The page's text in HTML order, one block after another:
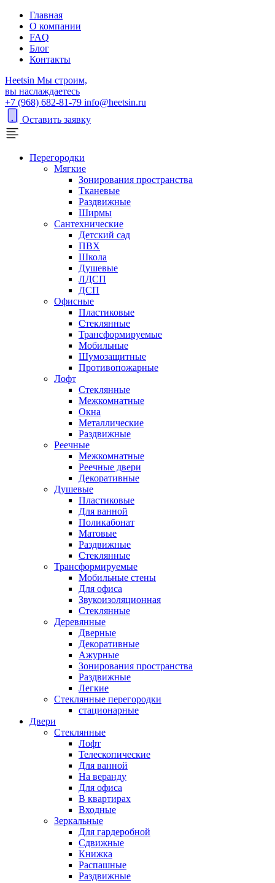
Главная
О компании
FAQ
Блог
Контакты
Heetsin Мы строим,
вы наслаждаетесь
+7 (968) 682-81-79 info@heetsin.ru
Оставить заявку
Перегородки
Мягкие
Зонирования пространства
Тканевые
Раздвижные
Ширмы
Сантехнические
Детский сад
ПВХ
Школа
Душевые
ЛДСП
ДСП
Офисные
Пластиковые
Стеклянные
Трансформируемые
Мобильные
Шумозащитные
Противопожарные
Лофт
Стеклянные
Межкомнатные
Окна
Металлические
Раздвижные
Реечные
Межкомнатные
Реечные двери
Декоративные
Душевые
Пластиковые
Для ванной
Поликабонат
Матовые
Раздвижные
Стеклянные
Трансформируемые
Мобильные стены
Для офиса
Звукоизоляционная
Стеклянные
Деревянные
Дверные
Декоративные
Ажурные
Зонирования пространства
Раздвижные
Легкие
Стеклянные перегородки
стационарные
Двери
Стеклянные
Лофт
Телескопические
Для ванной
На веранду
Для офиса
В квартирах
Входные
Зеркальные
Для гардеробной
Сдвижные
Книжка
Распашные
Раздвижные